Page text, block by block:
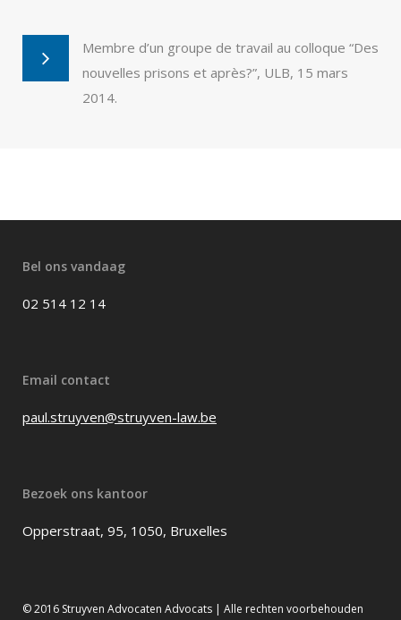
Membre d’un groupe de travail au colloque “Des
nouvelles prisons et après?”, ULB, 15 mars
2014.
Bel ons vandaag
02 514 12 14
Email contact
paul.struyven@struyven-law.be
Bezoek ons kantoor
Opperstraat, 95, 1050, Bruxelles
© 2016 Struyven Advocaten Advocats | Alle rechten voorbehouden